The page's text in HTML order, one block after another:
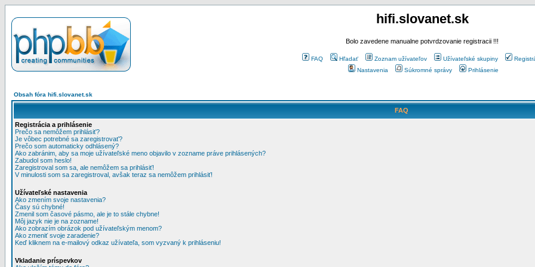
hifi.slovanet.sk
Bolo zavedene manualne potvrdzovanie registracii !!!
FAQ Hľadať Zoznam užívateľov Užívateľské skupiny
Nastavenia
Súkromné správy Prihlásenie
Obsah fóra hifi.slovanet.sk
FAQ
Registrácia a prihlásenie
Prečo sa nemôžem prihlásiť?
Je vôbec potrebné sa zaregistrovať?
Prečo som automaticky odhlásený?
Ako zabránim, aby sa moje užívateľské meno objavilo v zozname práve prihlásených?
Zabudol som heslo!
Zaregistroval som sa, ale nemôžem sa prihlásiť!
V minulosti som sa zaregistroval, avšak teraz sa nemôžem prihlásiť!
Užívateľské nastavenia
Ako zmením svoje nastavenia?
Časy sú chybné!
Zmenil som časové pásmo, ale je to stále chybne!
Môj jazyk nie je na zozname!
Ako zobrazím obrázok pod užívateľským menom?
Ako zmeniť svoje zaradenie?
Keď kliknem na e-mailový odkaz užívateľa, som vyzvaný k prihláseniu!
Vkladanie príspevkov